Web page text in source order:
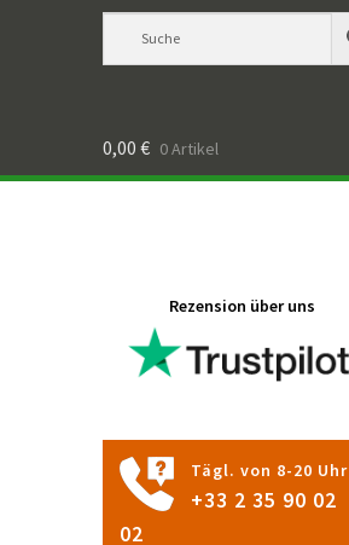
0,00 € 0 Artikel
Rezension über uns
Tägl. von 8-20 Uhr
+33 2 35 90 02
02